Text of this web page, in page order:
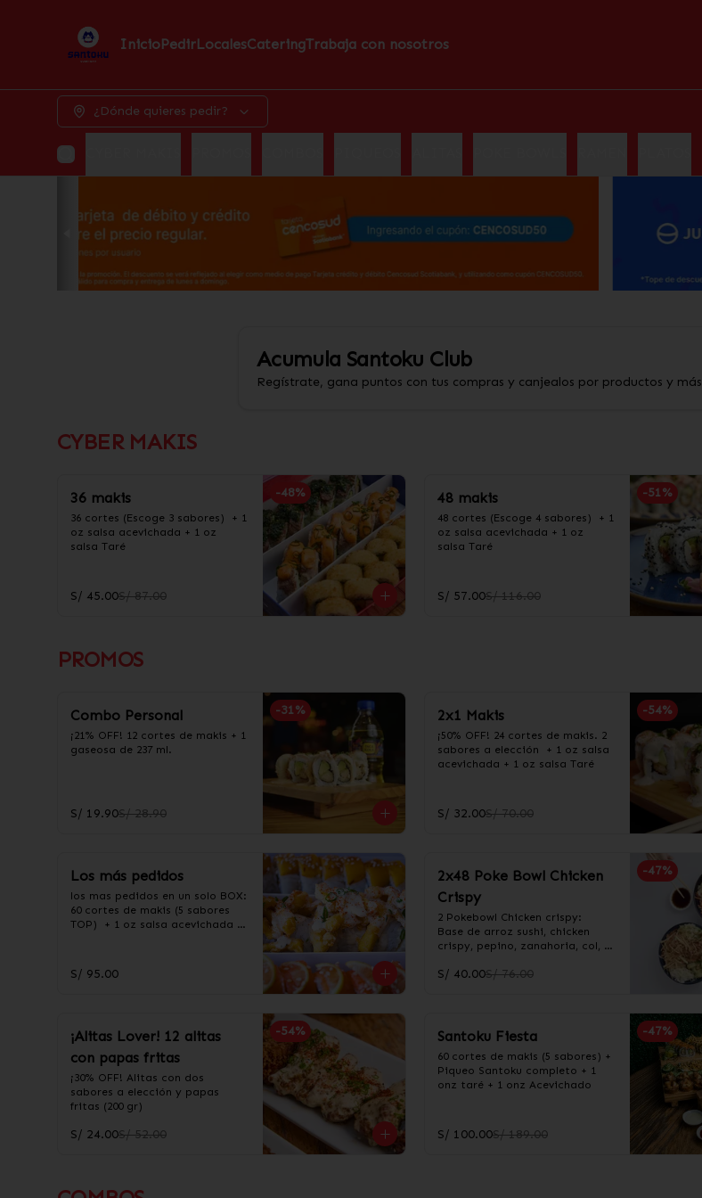
InicioPedirLocalesCateringTrabaja con nosotros
¿Dónde quieres pedir?
Acumula Santoku Club
Regístrate, gana puntos con tus compras y canjealos por productos y más
CYBER MAKIS
-48%
36 makis
36 cortes (Escoge 3 sabores)  + 1
oz salsa acevichada + 1 oz
salsa Taré
S/ 45.00S/ 87.00
-51%
48 makis
48 cortes (Escoge 4 sabores)  + 1
oz salsa acevichada + 1 oz
salsa Taré
S/ 57.00S/ 116.00
PROMOS
-31%
Combo Personal
¡21% OFF! 12 cortes de makis + 1
gaseosa de 237 ml.
S/ 19.90S/ 28.90
-54%
2x1 Makis
¡50% OFF! 24 cortes de makis. 2
sabores a elección  + 1 oz salsa
acevichada + 1 oz salsa Taré
S/ 32.00S/ 70.00
Los más pedidos
los mas pedidos en un solo BOX:
60 cortes de makis (5 sabores
TOP)  + 1 oz salsa acevichada +
sabores:
-Acevichado
-Carretillero
S/ 95.00
-47%
2x48 Poke Bowl Chicken
Crispy
2 Pokebowl Chicken crispy:
Base de arroz sushi, chicken
crispy, pepino, zanahoria, col,
Incluye salsa acevichada y
S/ 40.00S/ 76.00
-54%
¡Alitas Lover! 12 alitas
con papas fritas
¡30% OFF! Alitas con dos
sabores a elección y papas
fritas (200 gr)
S/ 24.00S/ 52.00
-47%
Santoku Fiesta
60 cortes de makis (5 sabores) +
Piqueo Santoku completo + 1
onz taré + 1 onz Acevichado
S/ 100.00S/ 189.00